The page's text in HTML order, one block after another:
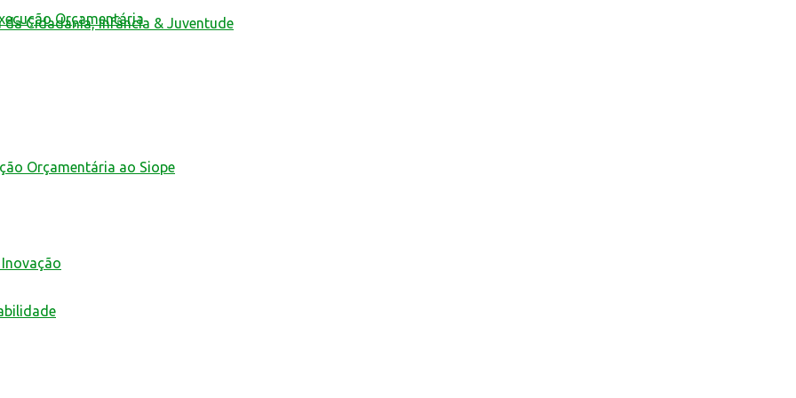
Orçamentária
Cidadania, Infância & Juventude
Orçamentária ao Siope